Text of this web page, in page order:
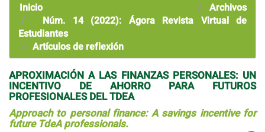
Inicio
Archivos
Núm. 14 (2022): Ágora Revista Virtual de
Estudiantes
Artículos de reflexión
APROXIMACIÓN A LAS FINANZAS PERSONALES: UN
INCENTIVO DE AHORRO PARA FUTUROS
PROFESIONALES DEL TDEA
Approach to personal finance: A savings incentive for
future TdeA professionals.